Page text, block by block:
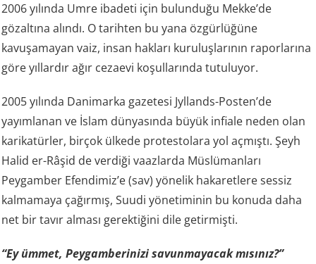
2006 yılında Umre ibadeti için bulunduğu Mekke’de
gözaltına alındı. O tarihten bu yana özgürlüğüne
kavuşamayan vaiz, insan hakları kuruluşlarının raporlarına
göre yıllardır ağır cezaevi koşullarında tutuluyor.
2005 yılında Danimarka gazetesi Jyllands-Posten’de
yayımlanan ve İslam dünyasında büyük infiale neden olan
karikatürler, birçok ülkede protestolara yol açmıştı. Şeyh
Halid er-Râşid de verdiği vaazlarda Müslümanları
Peygamber Efendimiz’e (sav) yönelik hakaretlere sessiz
kalmamaya çağırmış, Suudi yönetiminin bu konuda daha
net bir tavır alması gerektiğini dile getirmişti.
“Ey ümmet, Peygamberinizi savunmayacak mısınız?”